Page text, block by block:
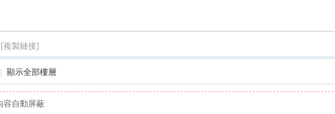
›
[複製鏈接]
顯示全部樓層
容自動屏蔽